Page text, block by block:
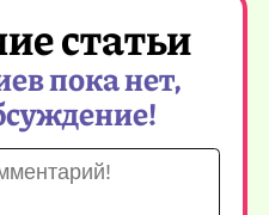
статьи
пока нет,